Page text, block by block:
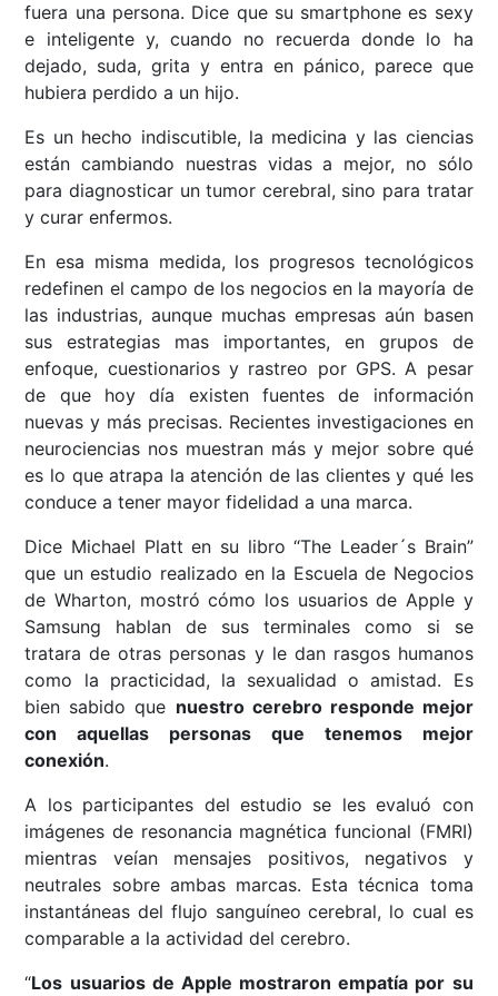
fuera una persona. Dice que su smartphone es sexy
e inteligente y, cuando no recuerda donde lo ha
dejado, suda, grita y entra en pánico, parece que
hubiera perdido a un hijo.
Es un hecho indiscutible, la medicina y las ciencias
están cambiando nuestras vidas a mejor, no sólo
para diagnosticar un tumor cerebral, sino para tratar
y curar enfermos.
En esa misma medida, los progresos tecnológicos
redefinen el campo de los negocios en la mayoría de
las industrias, aunque muchas empresas aún basen
sus estrategias mas importantes, en grupos de
enfoque, cuestionarios y rastreo por GPS. A pesar
de que hoy día existen fuentes de información
nuevas y más precisas. Recientes investigaciones en
neurociencias nos muestran más y mejor sobre qué
es lo que atrapa la atención de las clientes y qué les
conduce a tener mayor fidelidad a una marca.
Dice Michael Platt en su libro “The Leader´s Brain”
que un estudio realizado en la Escuela de Negocios
de Wharton, mostró cómo los usuarios de Apple y
Samsung hablan de sus terminales como si se
tratara de otras personas y le dan rasgos humanos
como la practicidad, la sexualidad o amistad. Es
bien sabido que nuestro cerebro responde mejor
con aquellas personas que tenemos mejor
conexión.
A los participantes del estudio se les evaluó con
imágenes de resonancia magnética funcional (FMRI)
mientras veían mensajes positivos, negativos y
neutrales sobre ambas marcas. Esta técnica toma
instantáneas del flujo sanguíneo cerebral, lo cual es
comparable a la actividad del cerebro.
“Los usuarios de Apple mostraron empatía por su